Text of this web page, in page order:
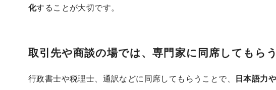
化することが大切です。
取引先や商談の場では、専門家に同席してもらう
行政書士や税理士、通訳などに同席してもらうことで、 日本語力